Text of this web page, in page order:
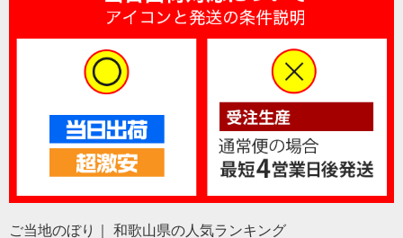
ご当地のぼり｜ 和歌山県の人気ランキング